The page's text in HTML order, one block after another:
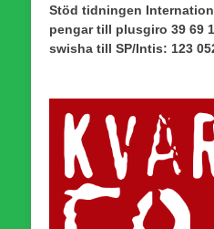
Stöd tidningen
pengar till plusgiro 39 69
swisha till SP/Intis: 123